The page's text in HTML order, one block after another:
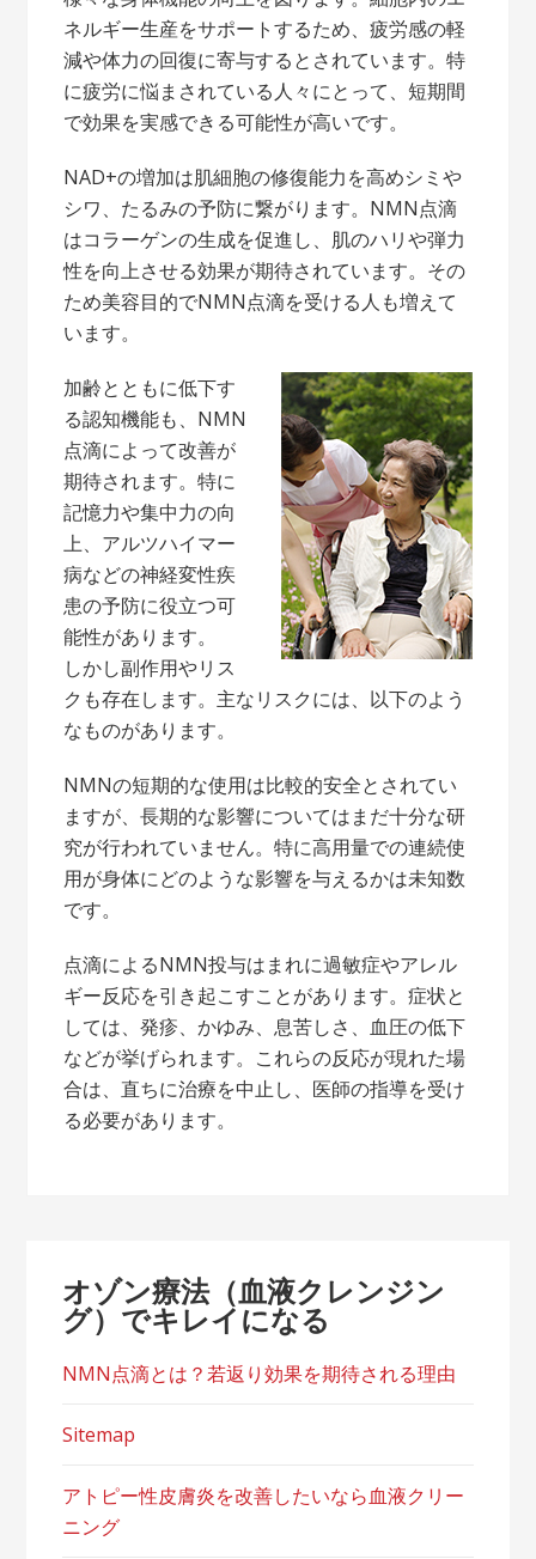
ネルギー生産をサポートするため、疲労感の軽
減や体力の回復に寄与するとされています。特
に疲労に悩まされている人々にとって、短期間
で効果を実感できる可能性が高いです。
NAD+の増加は肌細胞の修復能力を高めシミや
シワ、たるみの予防に繋がります。NMN点滴
はコラーゲンの生成を促進し、肌のハリや弾力
性を向上させる効果が期待されています。その
ため美容目的でNMN点滴を受ける人も増えて
います。
加齢とともに低下す
る認知機能も、NMN
点滴によって改善が
期待されます。特に
記憶力や集中力の向
上、アルツハイマー
病などの神経変性疾
患の予防に役立つ可
能性があります。
しかし副作用やリス
クも存在します。主なリスクには、以下のよう
なものがあります。
NMNの短期的な使用は比較的安全とされてい
ますが、長期的な影響についてはまだ十分な研
究が行われていません。特に高用量での連続使
用が身体にどのような影響を与えるかは未知数
です。
点滴によるNMN投与はまれに過敏症やアレル
ギー反応を引き起こすことがあります。症状と
しては、発疹、かゆみ、息苦しさ、血圧の低下
などが挙げられます。これらの反応が現れた場
合は、直ちに治療を中止し、医師の指導を受け
る必要があります。
オゾン療法（血液クレンジン
グ）でキレイになる
NMN点滴とは？若返り効果を期待される理由
Sitemap
アトピー性皮膚炎を改善したいなら血液クリー
ニング